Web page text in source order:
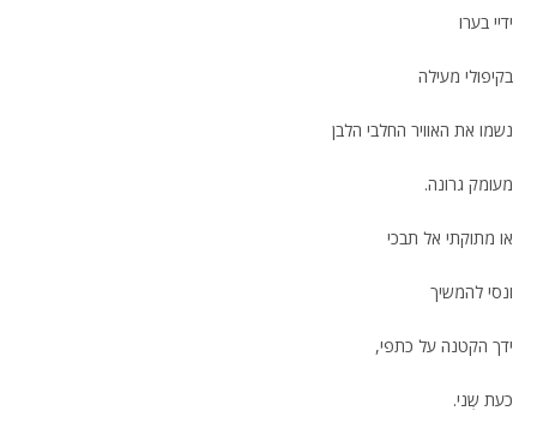
ידיי בערו
בקיפולי מעילה
נשמו את האוויר החלבי הלבן
מעומק גרונה.
או מתוקתי אל תבכי
ונסי להמשיך
ידך הקטנה על כתפי,
כעת שְני.